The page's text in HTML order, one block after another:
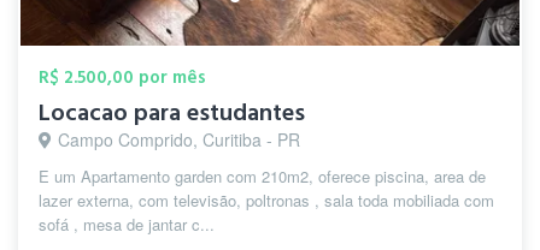
R$ 2.500,00 por mês
Locacao para estudantes
Campo Comprido, Curitiba - PR
E um Apartamento garden com 210m2, oferece piscina, area de
lazer externa, com televisão, poltronas , sala toda mobiliada com
sofá , mesa de jantar c...